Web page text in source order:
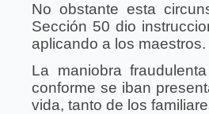
No obstante esta
Sección 50 dio
aplicando a los maestros.
La maniobra
conforme se iban
vida, tanto de los